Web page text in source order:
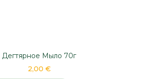
Дегтярное Мыло 70г
2,00 €